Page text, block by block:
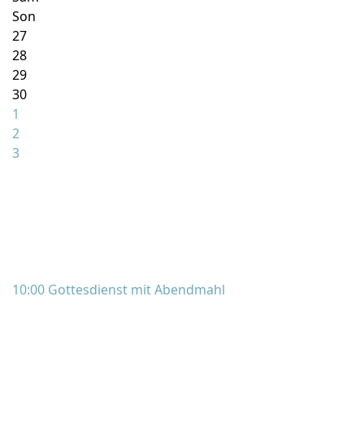
Son
27
28
29
30
1
2
3
10:00 Gottesdienst mit Abendmahl